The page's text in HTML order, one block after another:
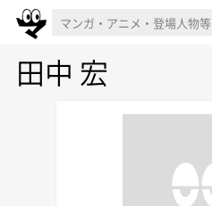
田中 宏